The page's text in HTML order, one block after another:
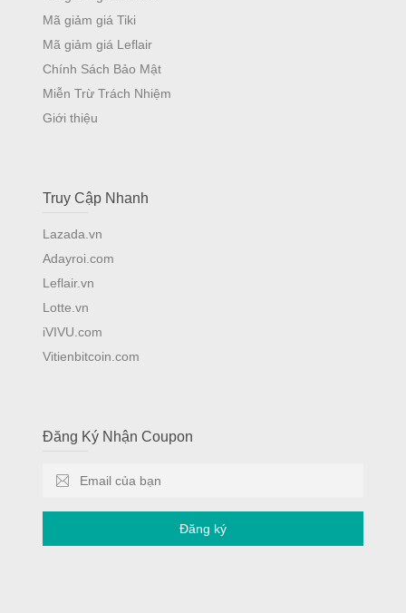
Mã giảm giá Tiki
Mã giảm giá Leflair
Chính Sách Bảo Mật
Miễn Trừ Trách Nhiệm
Giới thiệu
Truy Cập Nhanh
Lazada.vn
Adayroi.com
Leflair.vn
Lotte.vn
iVIVU.com
Vitienbitcoin.com
Đăng Ký Nhận Coupon
Đăng ký